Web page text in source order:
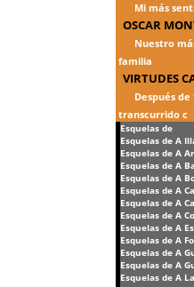
Mi más
OSCAR
Nuestro
familia
VIRTUDES
Después
transcurrido c
Esquelas de
Esquelas de A
Esquelas de A
Esquelas de A
Esquelas de A
Esquelas de A
Esquelas de A
Esquelas de A
Esquelas de A
Esquelas de A
Esquelas de A
Esquelas de A
Esquelas de A